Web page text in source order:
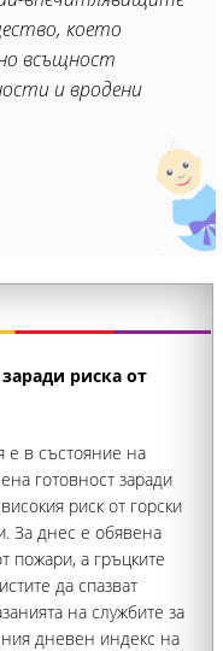
което
всъщност
и вродени
риска от
е в състояние на
готовност заради
риск от горски
За днес е обявена
пожари, а гръцките
да спазват
на службите за
дневен индекс на